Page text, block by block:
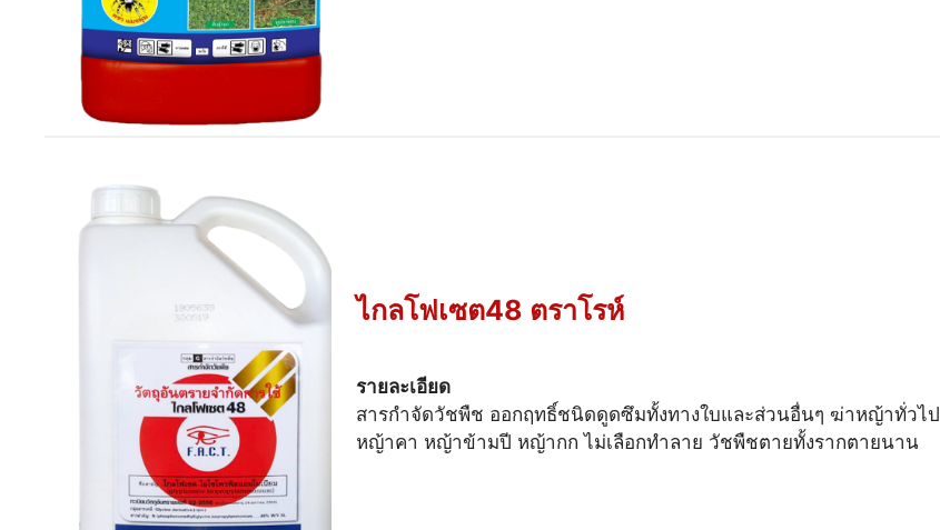
ไกลโฟเซต48 ตราโรห์
รายละเอียด
สารกำจัดวัชพืช ออกฤทธิ์ชนิดดูดซึมทั้งทางใบและส่วนอื่นๆ ฆ่าหญ้าทั่วไป
หญ้าคา หญ้าข้ามปี หญ้ากก ไม่เลือกทำลาย วัชพืชตายทั้งรากตายนาน